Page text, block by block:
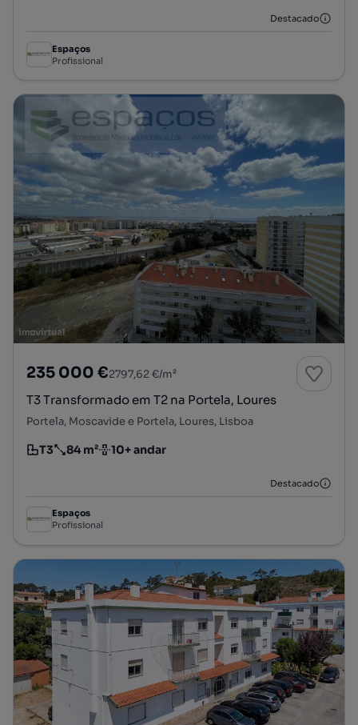
Destacado
Espaços
Profissional
235 000 €2797,62 €/m²
T3 Transformado em T2 na Portela, Loures
Portela, Moscavide e Portela, Loures, Lisboa
Tipologia
T3
Preço por metro quadrado
84 m²
Andar 10+ andar
Destacado
Espaços
Profissional